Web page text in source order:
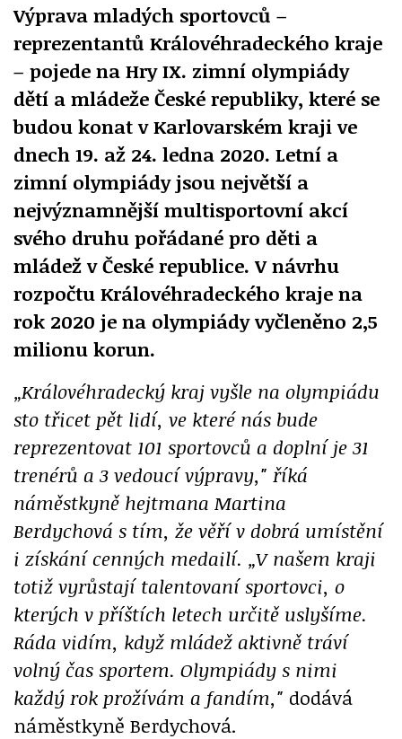
Výprava mladých sportovců –
reprezentantů Královéhradeckého kraje
– pojede na Hry IX. zimní olympiády
dětí a mládeže České republiky, které se
budou konat v Karlovarském kraji ve
dnech 19. až 24. ledna 2020. Letní a
zimní olympiády jsou největší a
nejvýznamnější multisportovní akcí
svého druhu pořádané pro děti a
mládež v České republice. V návrhu
rozpočtu Královéhradeckého kraje na
rok 2020 je na olympiády vyčleněno 2,5
milionu korun.
„Královéhradecký kraj vyšle na olympiádu
sto třicet pět lidí, ve které nás bude
reprezentovat 101 sportovců a doplní je 31
trenérů a 3 vedoucí výpravy," říká
náměstkyně hejtmana Martina
Berdychová s tím, že věří v dobrá umístění
i získání cenných medailí. „V našem kraji
totiž vyrůstají talentovaní sportovci, o
kterých v příštích letech určitě uslyšíme.
Ráda vidím, když mládež aktivně tráví
volný čas sportem. Olympiády s nimi
každý rok prožívám a fandím," dodává
náměstkyně Berdychová.